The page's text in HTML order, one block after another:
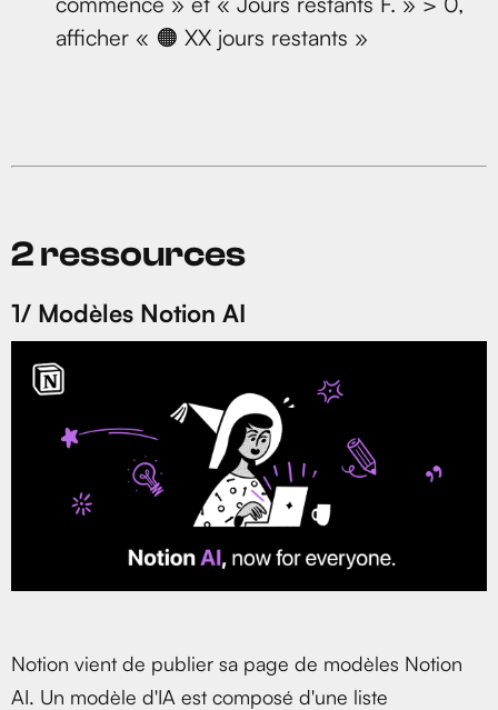
afficher « 🟠 XX jours restants »
2 ressources
1/ Modèles Notion AI
Notion vient de publier sa page de modèles Notion
AI. Un modèle d'IA est composé d'une liste